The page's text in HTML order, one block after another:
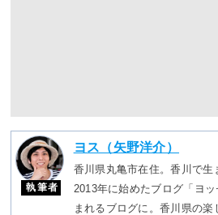
執筆者
ヨス（矢野洋介）
香川県丸亀市在住。香川で生
2013年に始めたブログ「ヨ
まれるブログに。香川県の